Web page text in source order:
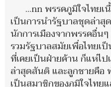
…nn พรรคภูมิใจไทย
เป็นการนำรัฐบาลชุดล่า
นักการเมืองจากพรรคอื่น
รวมรัฐบาลสมัยเพื่อไทยเ
ที่เคยเป็นฝ่ายค้าน ก็แห่ไ
ล่าสุดสันติ และลูกชายคื
เป็นสมาชิกของภูมิใจไทย